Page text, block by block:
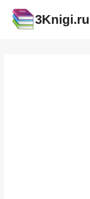
содержимому
3Knigi.ru